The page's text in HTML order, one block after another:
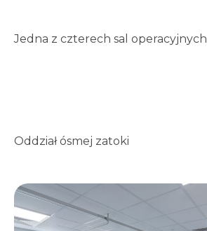
Jedna z czterech sal operacyjnych
Oddział ósmej zatoki